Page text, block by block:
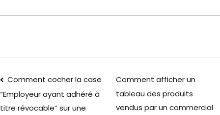
Comment cocher la case
“Employeur ayant adhéré à
titre révocable” sur une
Comment afficher un
tableau des produits
vendus par un commercial